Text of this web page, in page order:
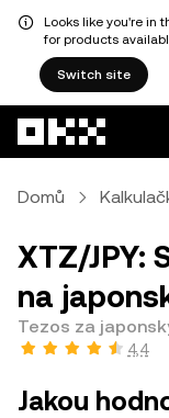
Looks like you're in
for products
Switch site
Domů
XTZ/JPY:
na
Tezos za
4,4
Jakou